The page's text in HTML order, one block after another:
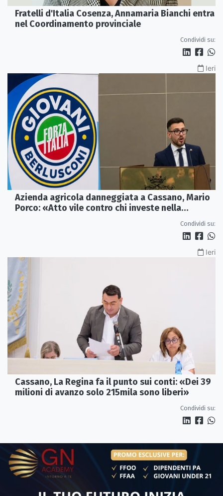
Fratelli d'Italia Cosenza, Annamaria Bianchi entra
nel Coordinamento provinciale
Condividi su:
Ieri
Azienda agricola danneggiata a Cassano, Mario
Porco: «Atto vile contro chi investe nella
Condividi su:
Ieri
Cassano, La Regina fa il punto sui conti: «Dei 39
milioni di avanzo solo 215mila sono liberi»
Condividi su: